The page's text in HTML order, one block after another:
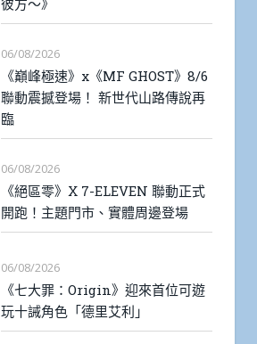
06/08/2026
《巔峰極速》x《MF GHOST》8/6
聯動震撼登場！ 新世代山路傳說再
臨
06/08/2026
《絕區零》X 7-ELEVEN 聯動正式
開跑！主題門市、實體周邊登場
06/08/2026
《七大罪：Origin》迎來首位可遊
玩十誡角色「德里艾利」